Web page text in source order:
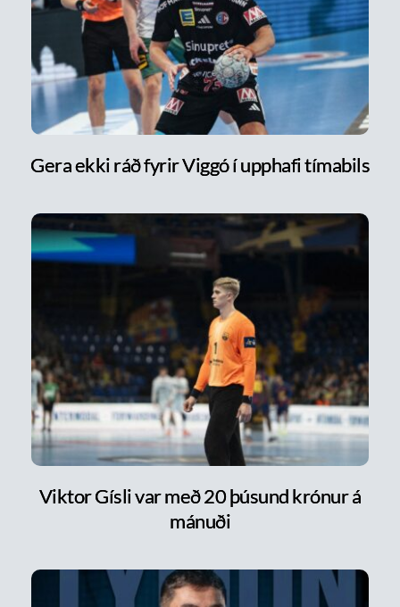
Gera ekki ráð fyrir Viggó í upphafi tímabils
Viktor Gísli var með 20 þúsund krónur á
mánuði